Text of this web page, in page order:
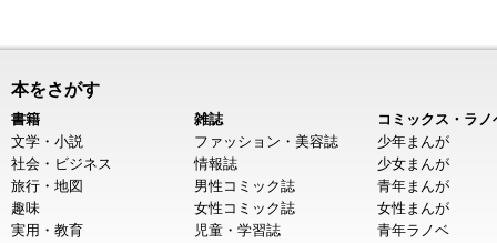
本をさがす
書籍
文学・小説
社会・ビジネス
旅行・地図
趣味
実用・教育
雑誌
ファッション・美容誌
情報誌
男性コミック誌
女性コミック誌
児童・学習誌
コミックス・ラノ
少年まんが
少女まんが
青年まんが
女性まんが
青年ラノベ